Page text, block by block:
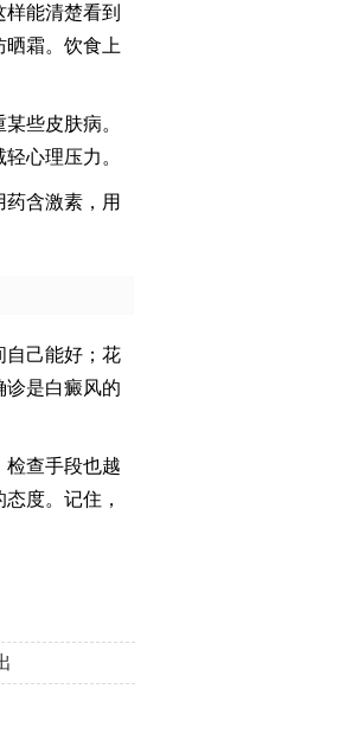
能清楚看到
霜。饮食上
些皮肤病。
心理压力。
含激素，用
自己能好；花
诊是白癜风的
检查手段也越
度。记住，